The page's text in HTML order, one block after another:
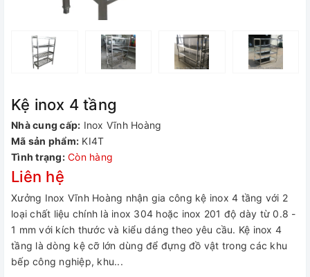
Kệ inox 4 tầng
Nhà cung cấp: Inox Vĩnh Hoàng
Mã sản phẩm: KI4T
Tình trạng: Còn hàng
Liên hệ
Xưởng Inox Vĩnh Hoàng nhận gia công kệ inox 4 tầng với 2
loại chất liệu chính là inox 304 hoặc inox 201 độ dày từ 0.8 -
1 mm với kích thước và kiểu dáng theo yêu cầu. Kệ inox 4
tầng là dòng kệ cỡ lớn dùng để đựng đồ vật trong các khu
bếp công nghiệp, khu...